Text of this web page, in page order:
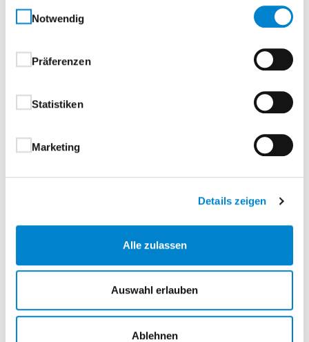
Notwendig
Präferenzen
Statistiken
Marketing
Details zeigen
Alle zulassen
Auswahl erlauben
Ablehnen
Türtechnik